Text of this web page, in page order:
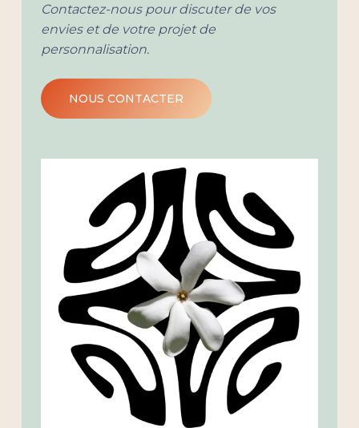
Aller à la boutique
Contactez-nous pour discuter de vos
envies et de votre projet de
personnalisation.
NOUS CONTACTER